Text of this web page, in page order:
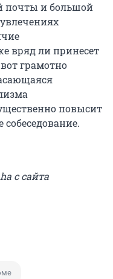
почты и большой
вряд ли принесет
грамотно
повысит
с сайта